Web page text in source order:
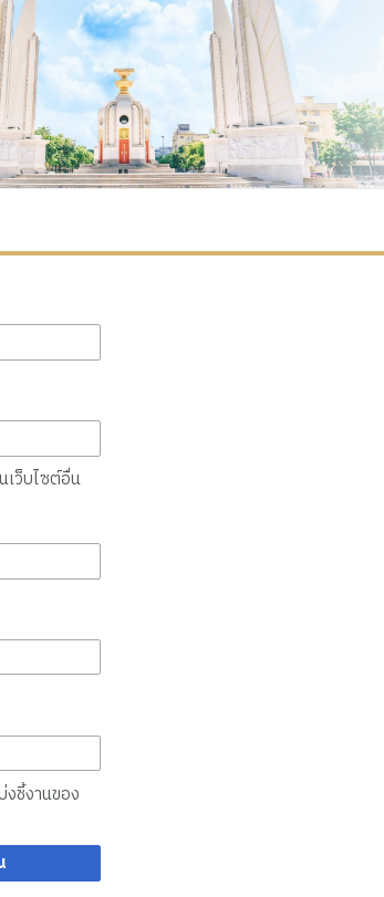
เว็บไซต์อื่น
งชี้งานของ